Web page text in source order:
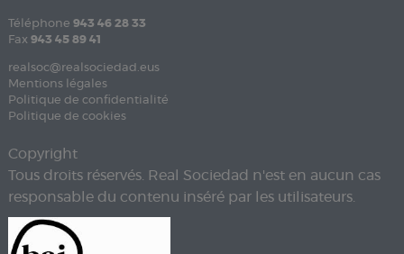
Téléphone 943 46 28 33
Fax 943 45 89 41
realsoc@realsociedad.eus
Mentions légales
Politique de confidentialité
Politique de cookies
Copyright
Tous droits réservés. Real Sociedad n'est en aucun cas
responsable du contenu inséré par les utilisateurs.